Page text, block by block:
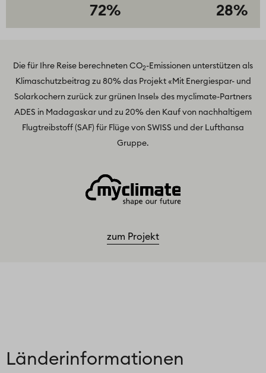
72% 28%
Die für Ihre Reise berechneten CO2 -Emissionen unterstützen als
Klimaschutzbeitrag zu 80% das Projekt «Mit Energiespar- und
Solarkochern zurück zur grünen Insel» des myclimate-Partners
ADES in Madagaskar und zu 20% den Kauf von nachhaltigem
Flugtreibstoff (SAF) für Flüge von SWISS und der Lufthansa
Gruppe.
zum Projekt
Länder­informationen